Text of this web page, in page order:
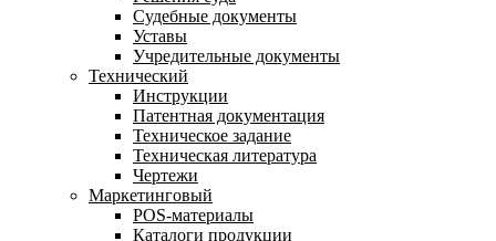
Судебные документы
Уставы
Учредительные документы
Технический
Инструкции
Патентная документация
Техническое задание
Техническая литература
Чертежи
Маркетинговый
POS-материалы
Каталоги продукции